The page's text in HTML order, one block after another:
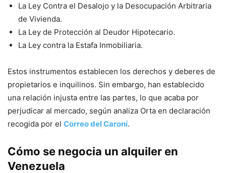
La Ley Contra el Desalojo y la Desocupación Arbitraria
de Vivienda.
La Ley de Protección al Deudor Hipotecario.
La Ley contra la Estafa Inmobiliaria.
Estos instrumentos establecen los derechos y deberes de
propietarios e inquilinos. Sin embargo, han establecido
una relación injusta entre las partes, lo que acaba por
perjudicar al mercado, según analiza Orta en declaración
recogida por el Correo del Caroní.
Cómo se negocia un alquiler en
Venezuela